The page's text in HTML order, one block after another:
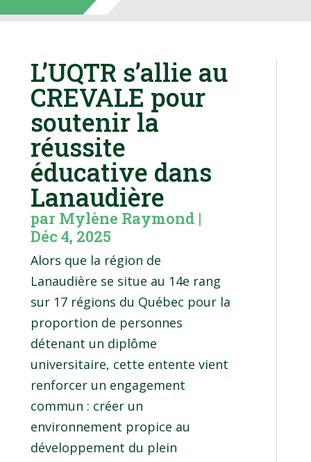
L’UQTR s’allie au
CREVALE pour
soutenir la
réussite
éducative dans
Lanaudière
par Mylène Raymond |
Déc 4, 2025
Alors que la région de
Lanaudière se situe au 14e rang
sur 17 régions du Québec pour la
proportion de personnes
détenant un diplôme
universitaire, cette entente vient
renforcer un engagement
commun : créer un
environnement propice au
développement du plein